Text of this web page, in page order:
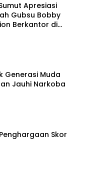
Apresiasi
Gubsu Bobby
Berkantor di
Generasi Muda
Jauhi Narkoba
Skor